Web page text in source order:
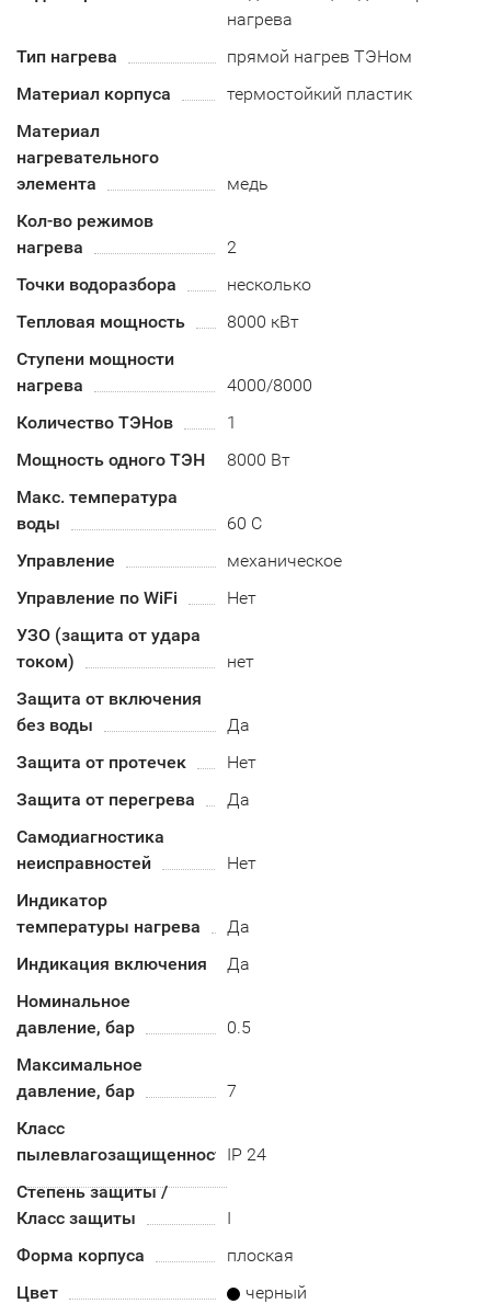
нагрева
Тип нагрева
прямой нагрев ТЭНом
Материал корпуса
термостойкий пластик
Материал
нагревательного
элемента
медь
Кол-во режимов
нагрева
2
Точки водоразбора
несколько
Тепловая мощность
8000 кВт
Ступени мощности
нагрева
4000/8000
Количество ТЭНов
1
Мощность одного ТЭН
8000 Вт
Макс. температура
воды
60 С
Управление
механическое
Управление по WiFi
Нет
УЗО (защита от удара
током)
нет
Защита от включения
без воды
Да
Защита от протечек
Нет
Защита от перегрева
Да
Самодиагностика
неисправностей
Нет
Индикатор
температуры нагрева
Да
Индикация включения
Да
Номинальное
давление, бар
0.5
Максимальное
давление, бар
7
Класс
пылевлагозащищенностиIP 24
Степень защиты /
Класс защиты
I
Форма корпуса
плоская
Цвет
черный